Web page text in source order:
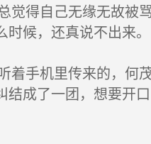
觉得自己无缘无故被
时候，还真说不出来。
手机里传来的，何茂
结成了一团，想要开